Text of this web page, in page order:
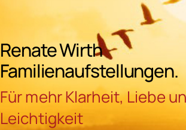
Seminar-Termine
Über mich
Blog
Renate Wirth
Familienaufstellungen.
Für mehr Klarheit, Liebe
Leichtigkeit